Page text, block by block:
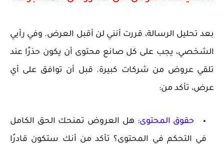
بعد تحليل الرسالة، قررت أنني لن أقبل العرض. وفي رأيي
الشخصي، يجب على كل صانع محتوى أن يكون حذرًا عند
تلقي عروض من شركات كبيرة. قبل أن توافق على أي
عرض، تأكد من:
حقوق المحتوى: هل العروض تمنحك الحق الكامل
في التحكم في المحتوى؟ تأكد من أنك ستكون قادرًا